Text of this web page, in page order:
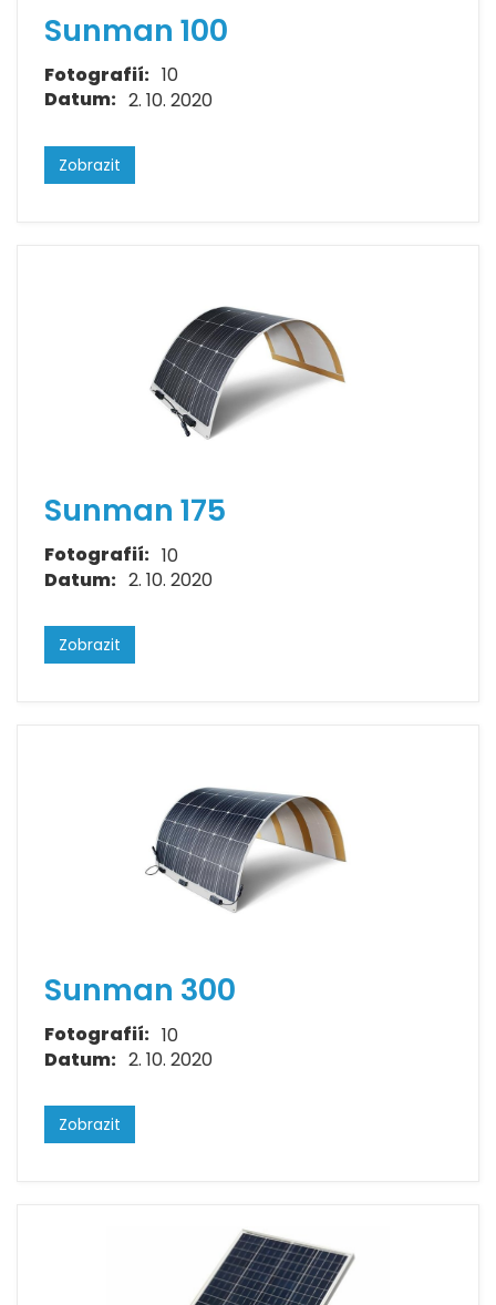
Sunman 100
Fotografií: 10
Datum: 2. 10. 2020
Zobrazit
Sunman 175
Fotografií: 10
Datum: 2. 10. 2020
Zobrazit
Sunman 300
Fotografií: 10
Datum: 2. 10. 2020
Zobrazit